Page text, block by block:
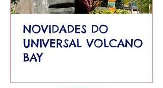
NOVIDADES DO
UNIVERSAL VOLCANO
BAY